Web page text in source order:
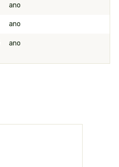
ano
ano
ano